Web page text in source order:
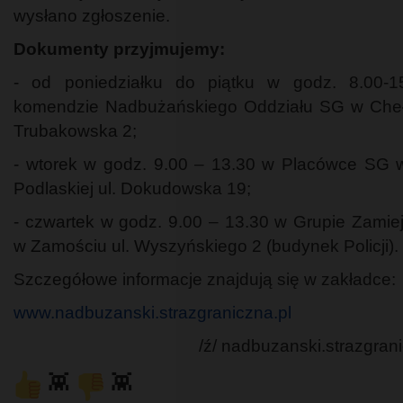
wysłano zgłoszenie.
Dokumenty przyjmujemy:
- od poniedziałku do piątku w godz. 8.00-
komendzie Nadbużańskiego Oddziału SG w
Trubakowska 2;
- wtorek w godz. 9.00 – 13.30 w Placówce SG
Podlaskiej ul. Dokudowska 19;
- czwartek w godz. 9.00 – 13.30 w Grupie
w Zamościu ul. Wyszyńskiego 2 (budynek Policji).
Szczegółowe informacje znajdują się w zakładce:
www.nadbuzanski.strazgraniczna.pl
/ź/
👾 👾